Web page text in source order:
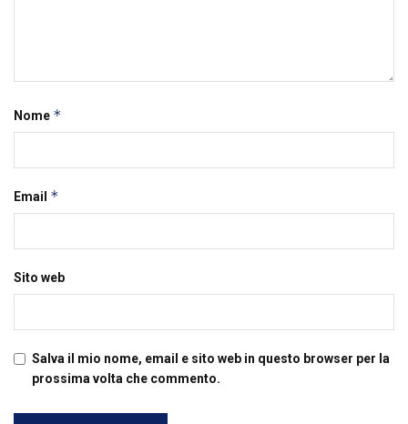
Nome *
Email *
Sito web
Salva il mio nome, email e sito web in questo browser per la
prossima volta che commento.